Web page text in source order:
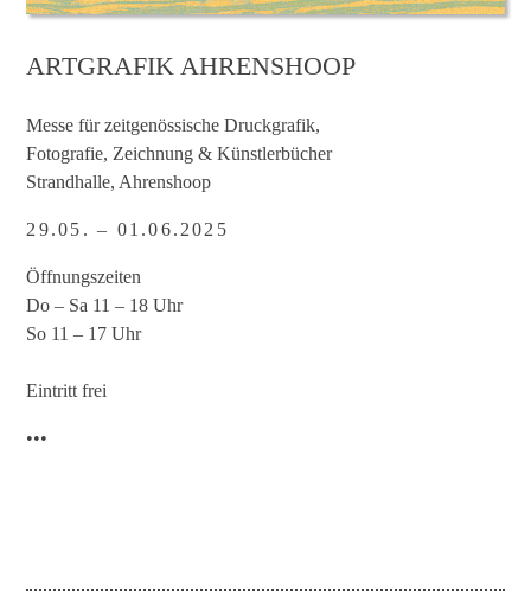
ARTGRAFIK AHRENSHOOP
Messe für zeitgenössische Druckgrafik,
Fotografie, Zeichnung & Künstlerbücher
Strandhalle, Ahrenshoop
29.05. – 01.06.2025
Öffnungszeiten
Do – Sa 11 – 18 Uhr
So 11 – 17 Uhr
Eintritt frei
•••